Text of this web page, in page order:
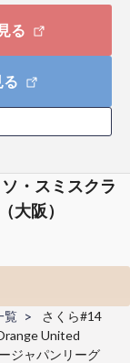
る
・スミスクラ
阪）
覧
さくら#14
United
ジャパンリーグ